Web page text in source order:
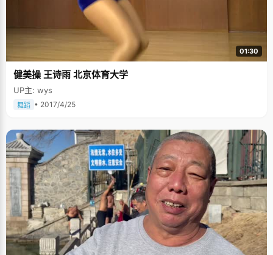
01:30
健美操 王诗雨 北京体育大学
UP主: wys
舞蹈 • 2017/4/25